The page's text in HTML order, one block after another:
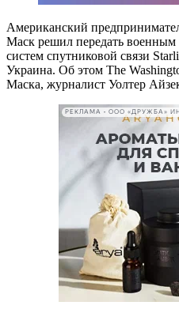
Американский
Маск решил передать
систем спутниковой связи
Украина. Об этом The
Маска, журналист Уолтер
РЕКЛАМА • ООО «ДРУЖБА»